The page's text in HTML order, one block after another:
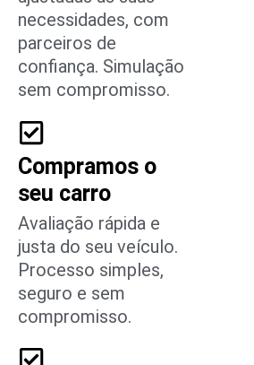
necessidades, com
parceiros de
confiança. Simulação
sem compromisso.
Compramos o
seu carro
Avaliação rápida e
justa do seu veículo.
Processo simples,
seguro e sem
compromisso.